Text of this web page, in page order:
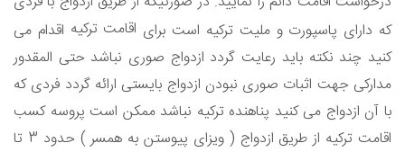
که دارای پاسپورت و ملیت ترکیه است برای اقامت ترکیه اقدام می
کنید چند نکته باید رعایت گردد ازدواج صوری نباشد حتی المقدور
مدارکی جهت اثبات صوری نبودن ازدواج بایستی ارائه گردد فردی که
با آن ازدواج می کنید پناهنده ترکیه نباشد ممکن است پروسه کسب
اقامت ترکیه از طریق ازدواج ( ویزای پیوستن به همسر ) حدود 3 تا